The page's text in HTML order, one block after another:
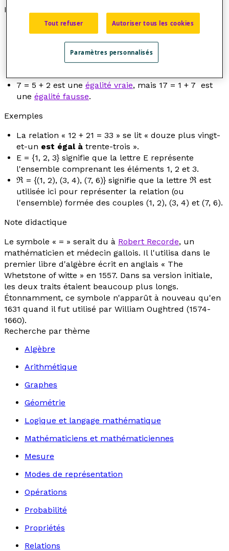
Notation
La relation d'égalité se note à l'aide du symbole « =
» qui se lit « est égal à ».
Ce symbole est utilisé entre des nombres, des
variables numériques, des vecteurs, des matrices,
7 = 5 + 2 est une égalité vraie, mais 17 = 1 + 7 est
une égalité fausse.
Exemples
La relation « 12 + 21 = 33 » se lit « douze plus vingt-
et-un est égal à trente-trois ».
E = {1, 2, 3} signifie que la lettre E représente
l'ensemble comprenant les éléments 1, 2 et 3.
ℜ = {(1, 2), (3, 4), (7, 6)} signifie que la lettre ℜ est
utilisée ici pour représenter la relation (ou
l'ensemble) formée des couples (1, 2), (3, 4) et (7, 6).
Note didactique
Le symbole « = » serait du à Robert Recorde, un
mathématicien et médecin gallois. Il l'utilisa dans le
premier libre d'algèbre écrit en anglais « The
Whetstone of witte » en 1557. Dans sa version initiale,
les deux traits étaient beaucoup plus longs.
Étonnamment, ce symbole n'apparût à nouveau qu'en
1631 quand il fut utilisé par William Oughtred (1574-
1660).
Recherche par thème
Algèbre
Arithmétique
Graphes
Géométrie
Logique et langage mathématique
Mathématiciens et mathématiciennes
Mesure
Modes de représentation
Opérations
Probabilité
Propriétés
Relations
Tout refuser Autoriser tous les cookies
Paramètres personnalisés